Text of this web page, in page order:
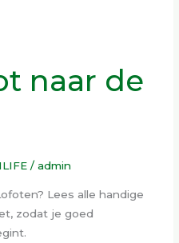
naar de
/admin
Lees alle handige
zodat je goed